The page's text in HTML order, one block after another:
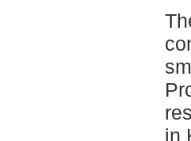
in